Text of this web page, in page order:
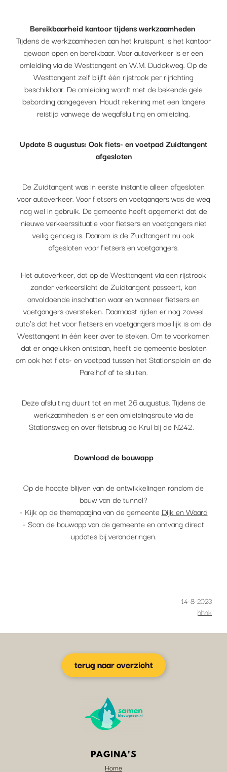
Bereikbaarheid kantoor tijdens werkzaamheden
Tijdens de werkzaamheden aan het kruispunt is het kantoor
gewoon open en bereikbaar. Voor autoverkeer is er een
omleiding via de Westtangent en W.M. Dudokweg. Op de
Westtangent zelf blijft één rijstrook per rijrichting
beschikbaar. De omleiding wordt met de bekende gele
bebording aangegeven. Houdt rekening met een langere
reistijd vanwege de wegafsluiting en omleiding.
Update 8 augustus: Ook fiets- en voetpad Zuidtangent
afgesloten
De Zuidtangent was in eerste instantie alleen afgesloten
voor autoverkeer. Voor fietsers en voetgangers was de weg
nog wel in gebruik. De gemeente heeft opgemerkt dat de
nieuwe verkeerssituatie voor fietsers en voetgangers niet
veilig genoeg is. Daarom is de Zuidtangent nu ook
afgesloten voor fietsers en voetgangers.
Het autoverkeer, dat op de Westtangent via een rijstrook
zonder verkeerslicht de Zuidtangent passeert, kon
onvoldoende inschatten waar en wanneer fietsers en
voetgangers oversteken. Daarnaast rijden er nog zoveel
auto’s dat het voor fietsers en voetgangers moeilijk is om de
Westtangent in één keer over te steken. Om te voorkomen
dat er ongelukken ontstaan, heeft de gemeente besloten
om ook het fiets- en voetpad tussen het Stationsplein en de
Parelhof af te sluiten.
Deze afsluiting duurt tot en met 26 augustus. Tijdens de
werkzaamheden is er een omleidingsroute via de
Stationsweg en over fietsbrug de Krul bij de N242.
Download de bouwapp
Op de hoogte blijven van de ontwikkelingen rondom de
bouw van de tunnel?
- Kijk op de themapagina van de gemeente Dijk en Waard
- Scan de bouwapp van de gemeente en ontvang direct
updates bij veranderingen.
14-8-2023
hhnk
terug naar overzicht
PAGINA'S
Home